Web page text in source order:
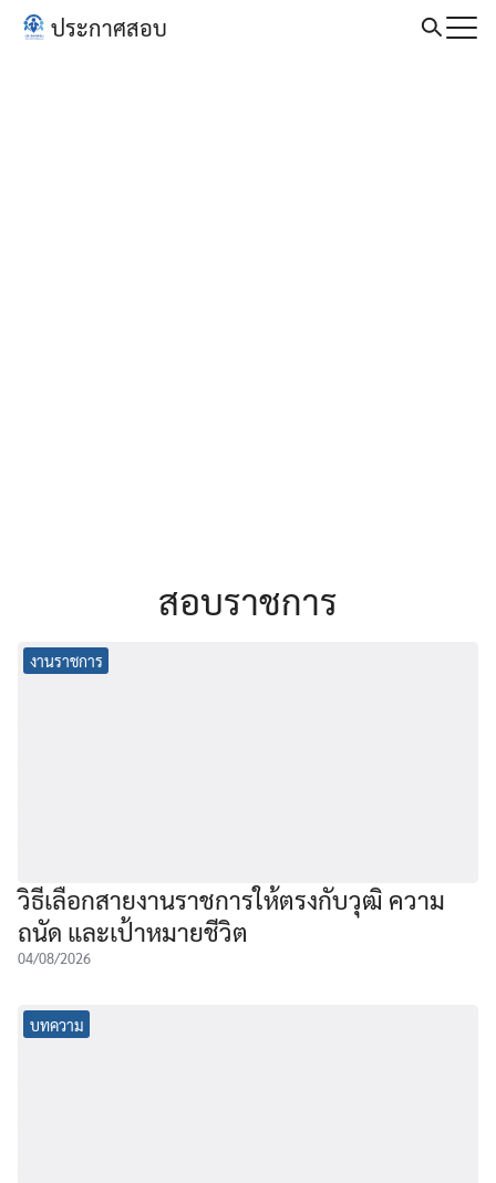
Skip
ประกาศสอบ
สอบราชการ
งานราชการ
วิธีเลือกสายงานราชการให้ตรงกับวุฒิ ความ
ถนัด และเป้าหมายชีวิต
04/08/2026
บทความ